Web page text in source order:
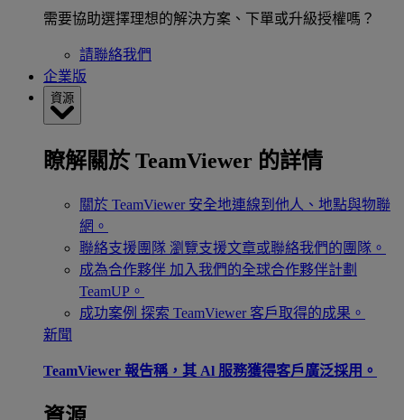
需要協助選擇理想的解決方案、下單或升級授權嗎？
請聯絡我們
企業版
資源
瞭解關於 TeamViewer 的詳情
關於 TeamViewer 安全地連線到他人、地點與物聯
網。
聯絡支援團隊 瀏覽支援文章或聯絡我們的團隊。
成為合作夥伴 加入我們的全球合作夥伴計劃
TeamUP。
成功案例 探索 TeamViewer 客戶取得的成果。
新聞
TeamViewer 報告稱，其 Al 服務獲得客戶廣泛採用。